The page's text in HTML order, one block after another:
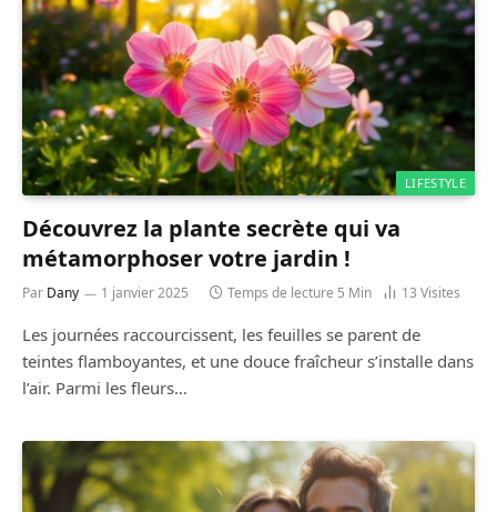
LIFESTYLE
Découvrez la plante secrète qui va
métamorphoser votre jardin !
Par Dany 1 janvier 2025 Temps de lecture 5 Min 13 Visites
Les journées raccourcissent, les feuilles se parent de
teintes flamboyantes, et une douce fraîcheur s’installe dans
l’air. Parmi les fleurs…